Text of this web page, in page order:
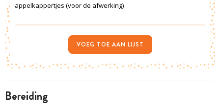
bereiding
appelkappertjes (voor de afwerking)
VOEG TOE AAN LIJST